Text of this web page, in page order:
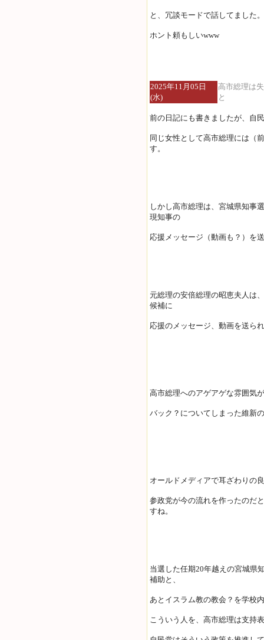
と、冗談モードで話してました。
ホント頼もしいwww
2025年11月05日
(水)
高市総理は
と
前の日記にも書きましたが、自
同じ女性として高市総理には（
す。
しかし高市総理は、宮城県知事
現知事の
応援メッセージ（動画も？）を
元総理の安倍総理の昭恵夫人は
候補に
応援のメッセージ、動画を送ら
高市総理へのアゲアゲな雰囲気
バック？についてしまった維新
オールドメディアで耳ざわりの
参政党が今の流れを作ったのだ
すね。
当選した任期20年越えの宮城県
補助と、
あとイスラム教の教会？を学校
こういう人を、高市総理は支持